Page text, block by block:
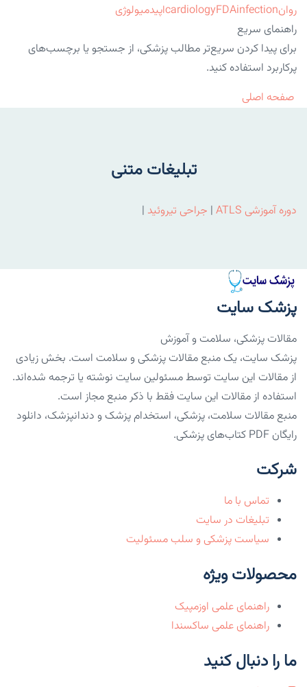
روان
cardiologyFDAinfection
اپیدمیولوژی
راهنمای سریع
برای پیدا کردن سریع‌تر مطالب پزشکی، از جستجو یا برچسب‌های
پرکاربرد استفاده کنید.
صفحه اصلی
تبلیغات متنی
دوره آموزشی ATLS | جراحی تیروئید |
پزشک سایت
مقالات پزشکی، سلامت و آموزش
پزشک سایت، یک منبع مقالات پزشکی و سلامت است. بخش زیادی
از مقالات این سایت توسط مسئولین سایت نوشته یا ترجمه شده‌اند.
استفاده از مقالات این سایت فقط با ذکر منبع مجاز است.
منبع مقالات سلامت، پزشکی، استخدام پزشک و دندانپزشک، دانلود
رایگان PDF کتاب‌های پزشکی.
شرکت
تماس با ما
تبلیغات در سایت
سیاست پزشکی و سلب مسئولیت
محصولات ویژه
راهنمای علمی اوزمپیک
راهنمای علمی ساکسندا
ما را دنبال کنید